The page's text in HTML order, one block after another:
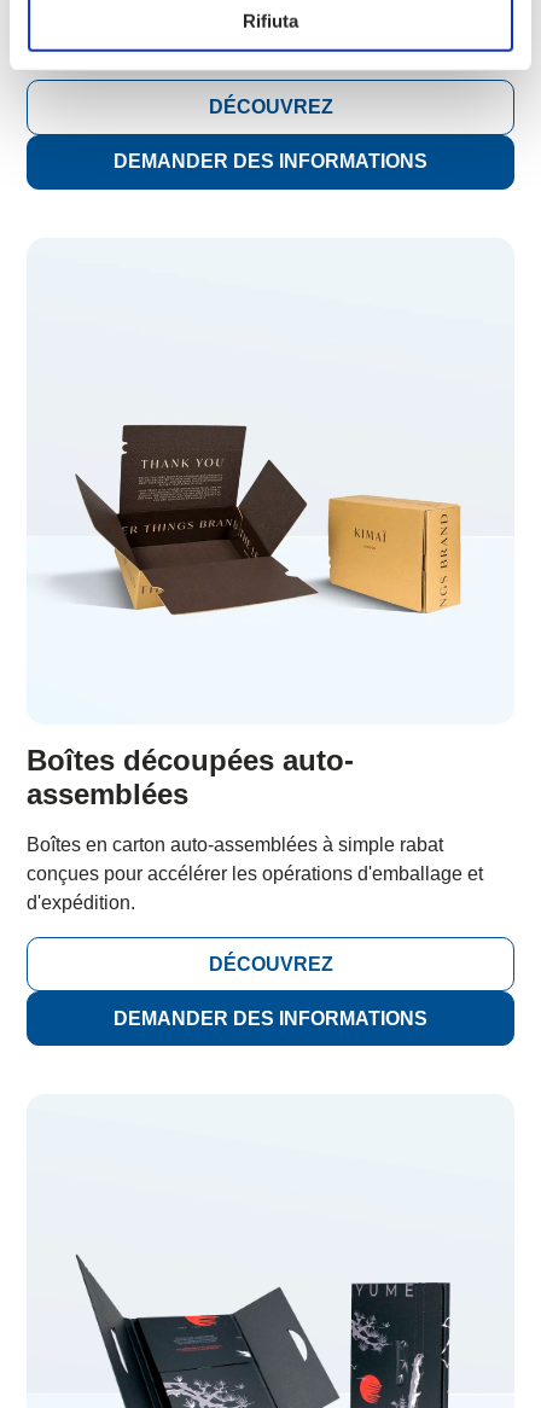
Rifiuta
Ils peuvent être de petite, moyenne ou grande taille, avec
différentes options d'impression.
DÉCOUVREZ
DEMANDER DES INFORMATIONS
Boîtes découpées auto-
assemblées
Boîtes en carton auto-assemblées à simple rabat
conçues pour accélérer les opérations d'emballage et
d'expédition.
DÉCOUVREZ
DEMANDER DES INFORMATIONS